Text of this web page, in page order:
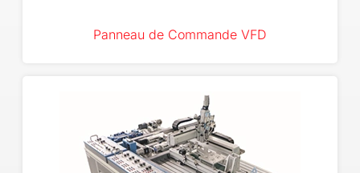
Panneau de Commande VFD